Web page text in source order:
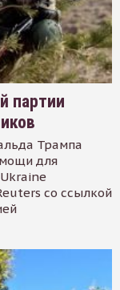
партии
Трампа
для
со ссылкой